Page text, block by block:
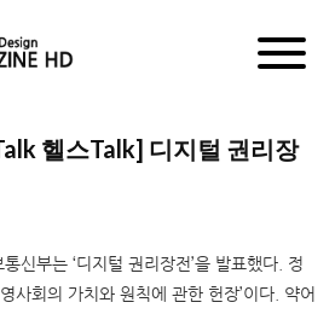
헬스Talk] 디지털 권리장
신부는 ‘디지털 권리장전’을 발표했다. 정
사회의 가치와 원칙에 관한 헌장’이다. 약어